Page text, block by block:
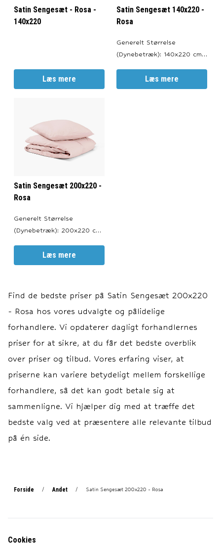
Satin Sengesæt - Rosa -
140x220
Læs mere
Satin Sengesæt 140x220 -
Rosa
Generelt Størrelse
(Dynebetræk): 140x220 cm.
60x63 cm. Farve: Rosa.
Lynlåslukning i både pude-
Læs mere
Satin Sengesæt 200x220 -
Rosa
Generelt Størrelse
(Dynebetræk): 200x220 cm.
60x63 cm. Farve: Rosa.
Lynlåslukning i både pude-
Materiale Materiale: 100%
Bomuldssatin. Trådetæthed:
500 tråde pr.
Læs mere
Find de bedste priser på Satin Sengesæt 200x220
- Rosa hos vores udvalgte og pålidelige
forhandlere. Vi opdaterer dagligt forhandlernes
priser for at sikre, at du får det bedste overblik
over priser og tilbud. Vores erfaring viser, at
priserne kan variere betydeligt mellem forskellige
forhandlere, så det kan godt betale sig at
sammenligne. Vi hjælper dig med at træffe det
bedste valg ved at præsentere alle relevante tilbud
på én side.
Forside / Andet / Satin Sengesæt 200x220 - Rosa
Cookies